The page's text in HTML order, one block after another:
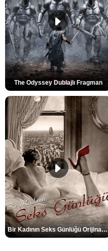
The Odyssey Dublajlı Fragman
Bir Kadının Seks Günlüğü Orijinal Fragman